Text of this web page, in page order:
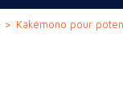
> Kakémono pour